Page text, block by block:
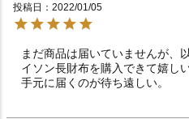
投稿日
2022/01/05
まだ商品は届いていませんが、
イソン長財布を購入できて嬉しい
手元に届くのが待ち遠しい。